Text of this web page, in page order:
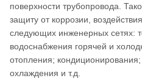
поверхности трубопровода.
защиту от коррозии,
следующих инженерных сетях:
водоснабжения горячей и
отопления;
охлаждения и т.д.